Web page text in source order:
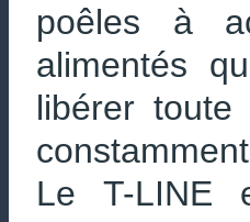
poêles à
alimentés
libérer toute
Le T-LINE